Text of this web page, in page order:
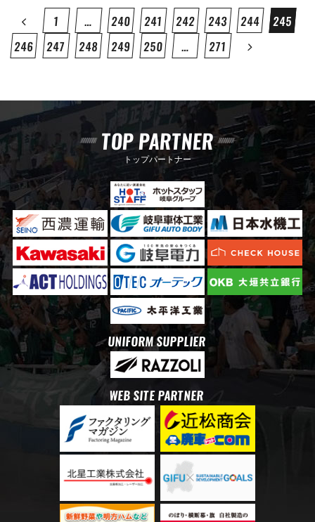
1 … 240 241 242 243 244
245
246
247 248 249 250 … 271
TOP PARTNER
トップパートナー
UNIFORM SUPPLIER
WEB SITE PARTNER